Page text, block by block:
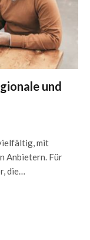
und
mit
Anbietern. Für
die…